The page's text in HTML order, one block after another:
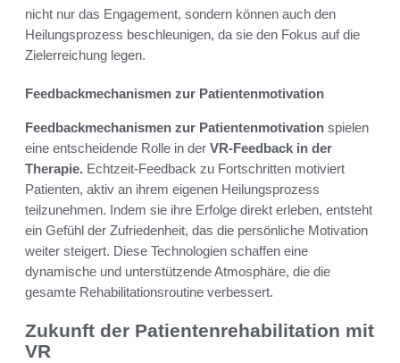
nicht nur das Engagement, sondern können auch den
Heilungsprozess beschleunigen, da sie den Fokus auf die
Zielerreichung legen.
Feedbackmechanismen zur Patientenmotivation
Feedbackmechanismen zur Patientenmotivation spielen
eine entscheidende Rolle in der VR-Feedback in der
Therapie. Echtzeit-Feedback zu Fortschritten motiviert
Patienten, aktiv an ihrem eigenen Heilungsprozess
teilzunehmen. Indem sie ihre Erfolge direkt erleben, entsteht
ein Gefühl der Zufriedenheit, das die persönliche Motivation
weiter steigert. Diese Technologien schaffen eine
dynamische und unterstützende Atmosphäre, die die
gesamte Rehabilitationsroutine verbessert.
Zukunft der Patientenrehabilitation mit
VR